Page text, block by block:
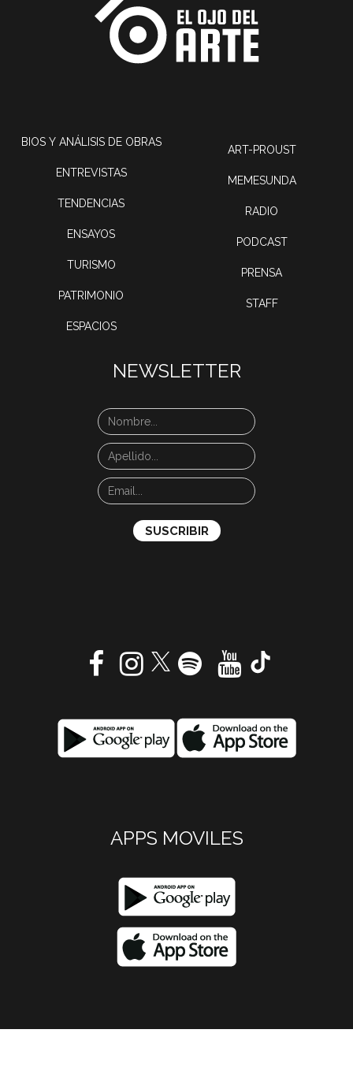
BIOS Y ANÁLISIS DE OBRAS
ENTREVISTAS
TENDENCIAS
ENSAYOS
TURISMO
PATRIMONIO
ESPACIOS
ART-PROUST
MEMESUNDA
RADIO
PODCAST
PRENSA
STAFF
NEWSLETTER
APPS MOVILES